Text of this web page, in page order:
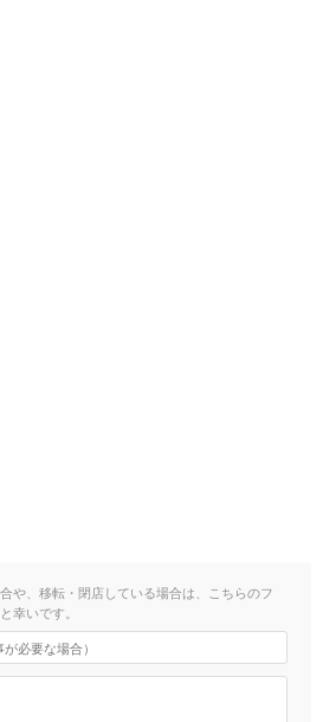
や、移転・閉店している場合は、こちらのフ
幸いです。